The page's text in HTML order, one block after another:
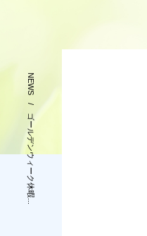
NEWS / ゴールデンウィーク休暇...